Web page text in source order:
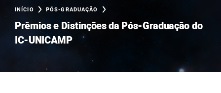
INÍCIO PÓS-GRADUAÇÃO
Prêmios e Distinções da Pós-Graduação do
IC-UNICAMP